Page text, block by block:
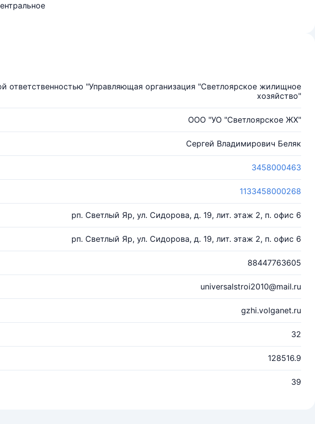
ответственностью "Управляющая организация "Светлоярское жилищное
хозяйство"
ООО "УО "Светлоярское ЖХ"
Сергей Владимирович Беляк
3458000463
1133458000268
рп. Светлый Яр, ул. Сидорова, д. 19, лит. этаж 2, п. офис 6
рп. Светлый Яр, ул. Сидорова, д. 19, лит. этаж 2, п. офис 6
88447763605
universalstroi2010@mail.ru
gzhi.volganet.ru
32
128516.9
39